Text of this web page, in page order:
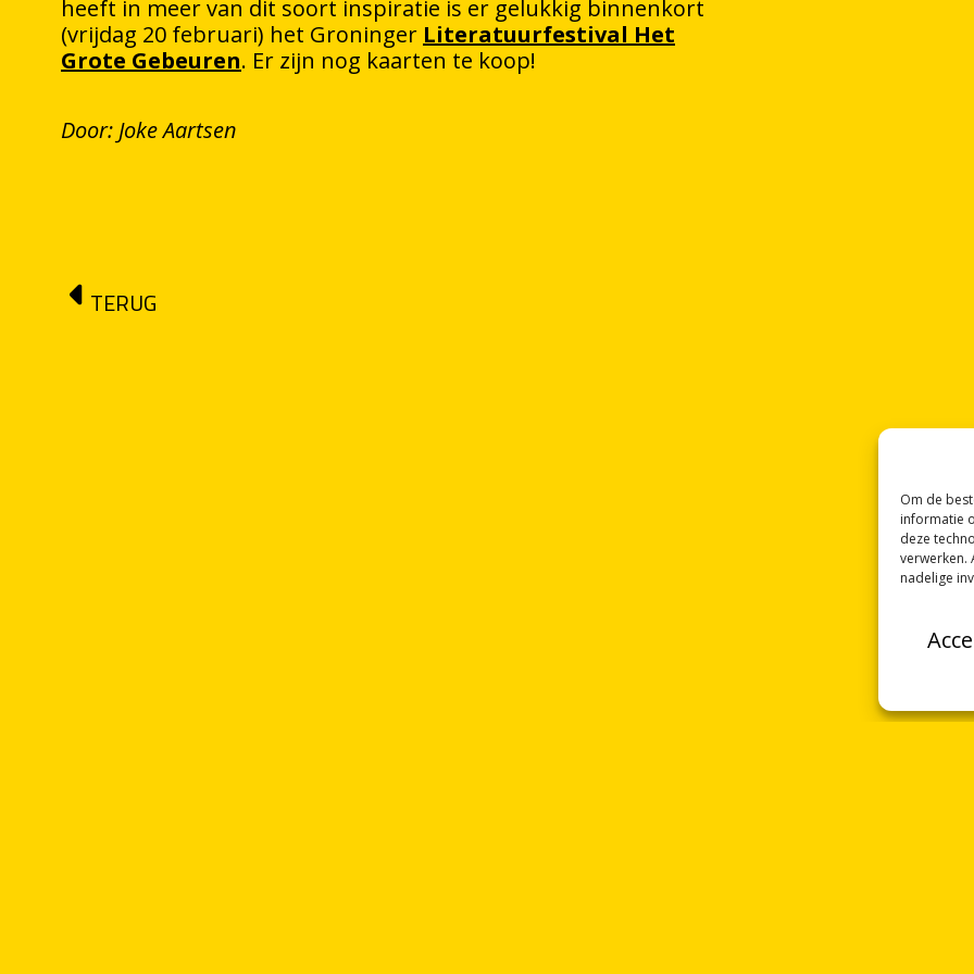
Om de
informatie
deze
verwerken.
nadelige
heeft in meer van dit soort inspiratie is er gelukkig binnenkort
(vrijdag 20 februari) het Groninger Literatuurfestival Het
Grote Gebeuren. Er zijn nog kaarten te koop!
Door: Joke Aartsen
TERUG